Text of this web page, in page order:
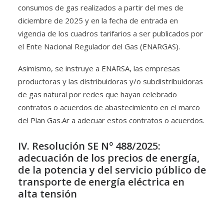
consumos de gas realizados a partir del mes de
diciembre de 2025 y en la fecha de entrada en
vigencia de los cuadros tarifarios a ser publicados por
el Ente Nacional Regulador del Gas (ENARGAS).
Asimismo, se instruye a ENARSA, las empresas
productoras y las distribuidoras y/o subdistribuidoras
de gas natural por redes que hayan celebrado
contratos o acuerdos de abastecimiento en el marco
del Plan Gas.Ar a adecuar estos contratos o acuerdos.
IV. Resolución SE Nº 488/2025:
adecuación de los precios de energía,
de la potencia y del servicio público de
transporte de energía eléctrica en
alta tensión